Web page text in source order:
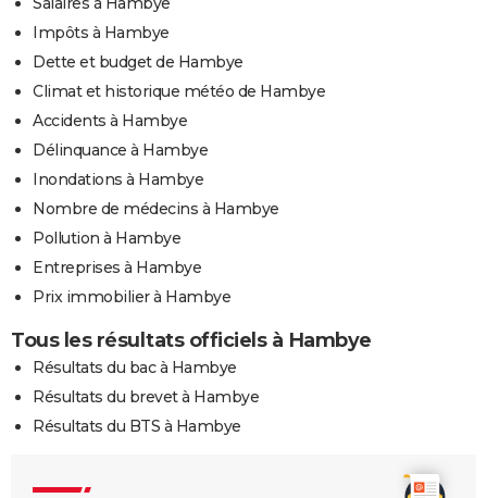
Impôts à Hambye
Dette et budget de Hambye
Climat et historique météo de Hambye
Accidents à Hambye
Délinquance à Hambye
Inondations à Hambye
Nombre de médecins à Hambye
Pollution à Hambye
Entreprises à Hambye
Prix immobilier à Hambye
Tous les résultats officiels à Hambye
Résultats du bac à Hambye
Résultats du brevet à Hambye
Résultats du BTS à Hambye